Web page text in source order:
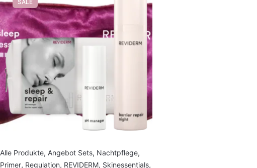
SALE
Alle Produkte, Angebot Sets, Nachtpflege,
Primer, Regulation, REVIDERM, Skinessentials,